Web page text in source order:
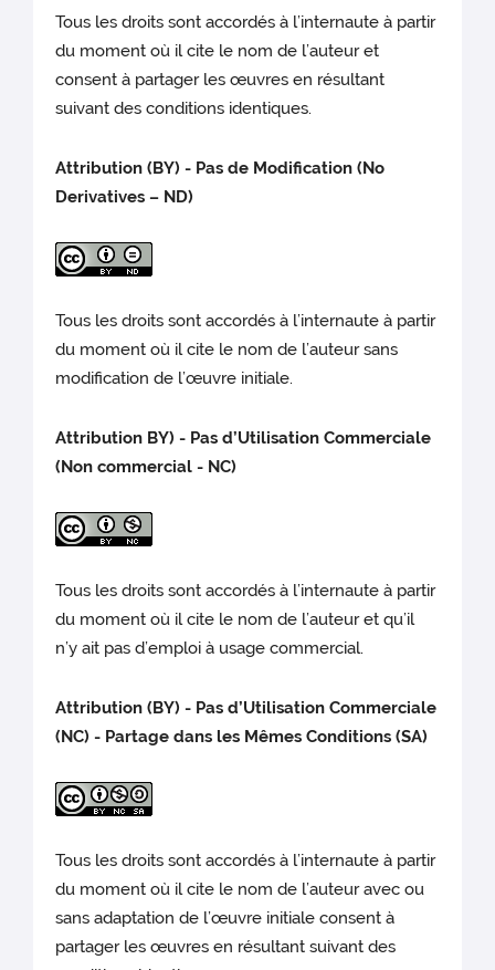
Tous les droits sont accordés à l’internaute à partir
du moment où il cite le nom de l’auteur et
consent à partager les œuvres en résultant
suivant des conditions identiques.
Attribution (BY) - Pas de Modification (No
Derivatives – ND)
Tous les droits sont accordés à l’internaute à partir
du moment où il cite le nom de l’auteur sans
modification de l’œuvre initiale.
Attribution BY) - Pas d’Utilisation Commerciale
(Non commercial - NC)
Tous les droits sont accordés à l’internaute à partir
du moment où il cite le nom de l’auteur et qu’il
n’y ait pas d’emploi à usage commercial.
Attribution (BY) - Pas d’Utilisation Commerciale
(NC) - Partage dans les Mêmes Conditions (SA)
Tous les droits sont accordés à l’internaute à partir
du moment où il cite le nom de l’auteur avec ou
sans adaptation de l’œuvre initiale consent à
partager les œuvres en résultant suivant des